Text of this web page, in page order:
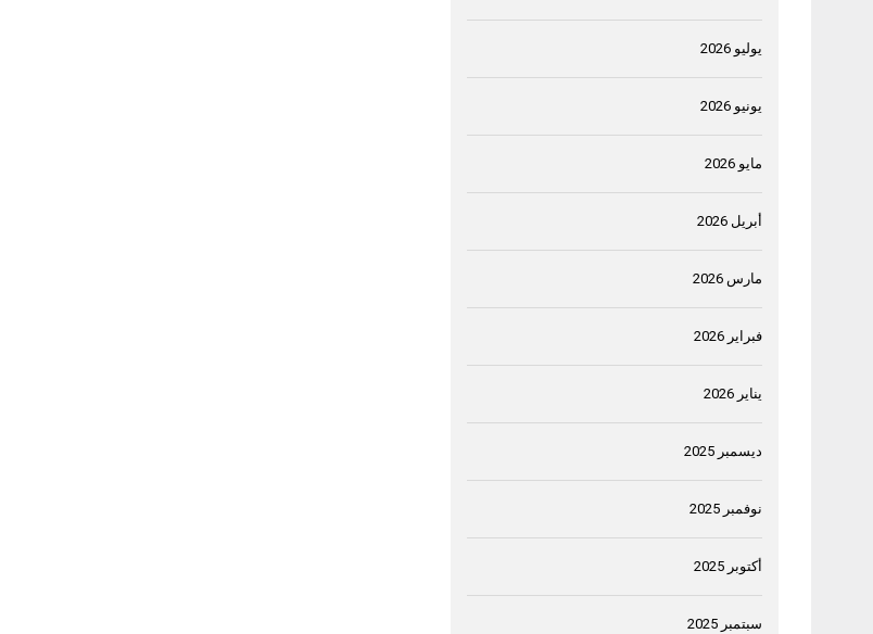
يوليو 2026
يونيو 2026
مايو 2026
أبريل 2026
مارس 2026
فبراير 2026
يناير 2026
ديسمبر 2025
نوفمبر 2025
أكتوبر 2025
سبتمبر 2025